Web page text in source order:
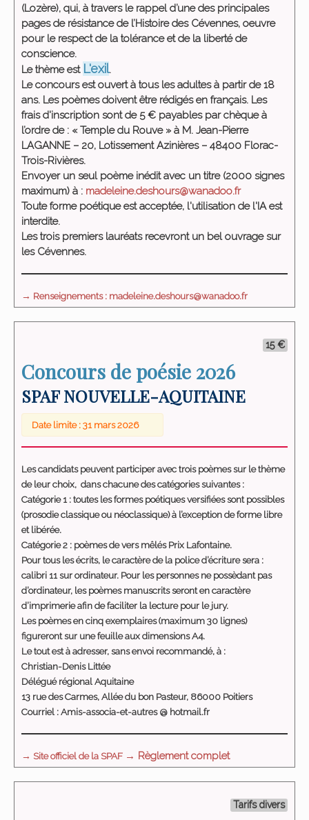
(Lozère), qui, à travers le rappel d’une des principales
pages de résistance de l’Histoire des Cévennes, oeuvre
pour le respect de la tolérance et de la liberté de
conscience.
Le thème est L'exil.
Le concours est ouvert à tous les adultes à partir de 18
ans. Les poèmes doivent être rédigés en français. Les
frais d'inscription sont de 5 € payables par chèque à
l’ordre de : « Temple du Rouve » à M. Jean-Pierre
LAGANNE – 20, Lotissement Azinières – 48400 Florac-
Trois-Rivières.
Envoyer un seul poème inédit avec un titre (2000 signes
maximum) à : madeleine.deshours@wanadoo.fr
Toute forme poétique est acceptée, l'utilisation de l'IA est
interdite.
Les trois premiers lauréats recevront un bel ouvrage sur
les Cévennes.
→ Renseignements : madeleine.deshours@wanadoo.fr
15 €
Concours de poésie 2026
SPAF NOUVELLE-AQUITAINE
Date limite : 31 mars 2026
Les candidats peuvent participer avec trois poèmes sur le thème
de leur choix, dans chacune des catégories suivantes :
Catégorie 1 : toutes les formes poétiques versifiées sont possibles
(prosodie classique ou néoclassique) à l’exception de forme libre
et libérée.
Catégorie 2 : poèmes de vers mêlés Prix Lafontaine.
Pour tous les écrits, le caractère de la police d’écriture sera :
calibri 11 sur ordinateur. Pour les personnes ne possèdant pas
d’ordinateur, les poèmes manuscrits seront en caractère
d’imprimerie afin de faciliter la lecture pour le jury.
Les poèmes en cinq exemplaires (maximum 30 lignes)
figureront sur une feuille aux dimensions A4.
Le tout est à adresser, sans envoi recommandé, à :
Christian-Denis Littée
Délégué régional Aquitaine
13 rue des Carmes, Allée du bon Pasteur, 86000 Poitiers
Courriel : Amis-associa-et-autres @ hotmail.fr
→ Site officiel de la SPAF → Règlement complet
Tarifs divers